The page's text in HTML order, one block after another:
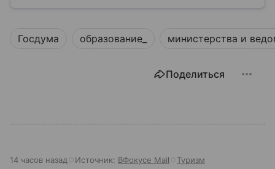
Госдума образование_ министерства и
Поделиться
14 часов назад Источник: ВФокусе Mail Туризм